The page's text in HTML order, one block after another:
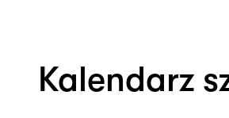
Kalendarz